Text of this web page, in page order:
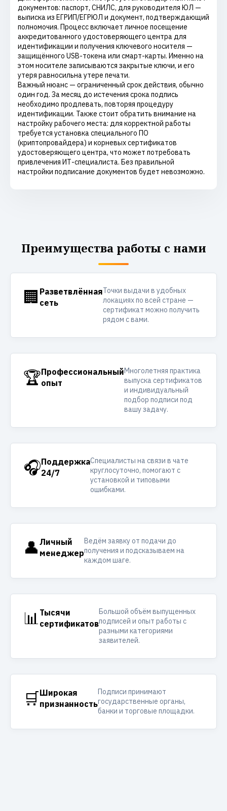
документов: паспорт, СНИЛС, для руководителя ЮЛ —
выписка из ЕГРИП/ЕГРЮЛ и документ, подтверждающий
полномочия. Процесс включает личное посещение
аккредитованного удостоверяющего центра для
идентификации и получения ключевого носителя —
защищённого USB-токена или смарт-карты. Именно на
этом носителе записываются закрытые ключи, и его
утеря равносильна утере печати.
Важный нюанс — ограниченный срок действия, обычно
один год. За месяц до истечения срока подпись
необходимо продлевать, повторяя процедуру
идентификации. Также стоит обратить внимание на
настройку рабочего места: для корректной работы
требуется установка специального ПО
(криптопровайдера) и корневых сертификатов
удостоверяющего центра, что может потребовать
привлечения ИТ-специалиста. Без правильной
настройки подписание документов будет невозможно.
Преимущества работы с нами
🏢 Разветвлённая
сеть
Точки выдачи в удобных
локациях по всей стране —
сертификат можно получить
рядом с вами.
🏆Профессиональный
опыт
Многолетняя практика
выпуска сертификатов
и индивидуальный
подбор подписи под
вашу задачу.
🎧Поддержка
24/7
Специалисты на связи в чате
круглосуточно, помогают с
установкой и типовыми
ошибками.
👤 Личный
менеджер
Ведём заявку от подачи до
получения и подсказываем на
каждом шаге.
📊 Тысячи
сертификатов
Большой объём выпущенных
подписей и опыт работы с
разными категориями
заявителей.
🛒Широкая
признанность
Подписи принимают
государственные органы,
банки и торговые площадки.